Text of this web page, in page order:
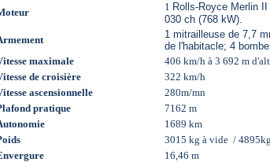
1 Rolls-Royce Merlin
030 ch (768 kW).
1 mitrailleuse de 7,7
de l'habitacle; 4
maximale
406 km/h à 3 692 m
de croisière
322 km/h
ascensionnelle
280m/mn
pratique
7162 m
1689 km
3015 kg à vide /
16,46 m